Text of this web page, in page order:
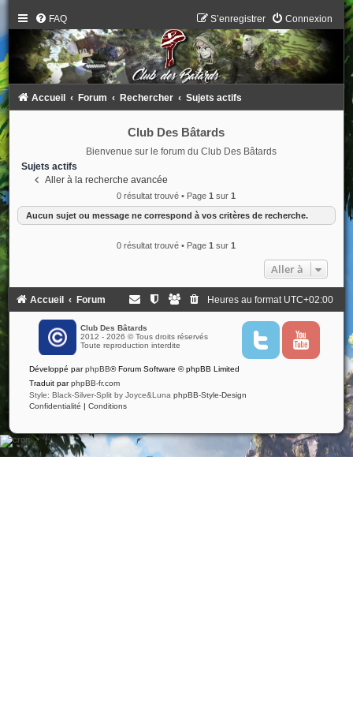
FAQ Connexion
S’enregistrer
Accueil Forum Rechercher Sujets actifs
Club Des Bâtards
Bienvenue sur le forum du Club Des Bâtards
Sujets actifs
Aller à la recherche avancée
0 résultat trouvé • Page1 sur1
Aucun sujet ou message ne correspond à vos critères de recherche.
0 résultat trouvé • Page1 sur1
Aller à
Accueil Forum Heures au format UTC+02:00
Club Des Bâtards
2012 - 2026 © Tous droits réservés
Toute reproduction interdite
T
i
Y
u
Développé parphpBB® Forum Software © phpBB Limited
Traduit parphpBB-fr.com
Style: Black-Silver-Split by Joyce&Luna phpBB-Style-Design
Confidentialité | Conditions